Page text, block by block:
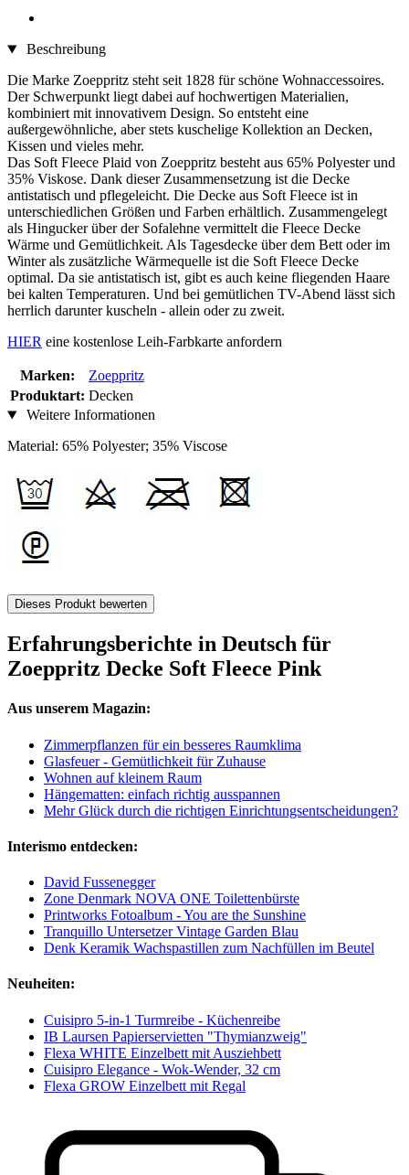
Beschreibung
Die Marke Zoeppritz steht seit 1828 für schöne Wohnaccessoires.
Der Schwerpunkt liegt dabei auf hochwertigen Materialien,
kombiniert mit innovativem Design. So entsteht eine
außergewöhnliche, aber stets kuschelige Kollektion an Decken,
Kissen und vieles mehr.
Das Soft Fleece Plaid von Zoeppritz besteht aus 65% Polyester und
35% Viskose. Dank dieser Zusammensetzung ist die Decke
antistatisch und pflegeleicht. Die Decke aus Soft Fleece ist in
unterschiedlichen Größen und Farben erhältlich. Zusammengelegt
als Hingucker über der Sofalehne vermittelt die Fleece Decke
Wärme und Gemütlichkeit. Als Tagesdecke über dem Bett oder im
Winter als zusätzliche Wärmequelle ist die Soft Fleece Decke
optimal. Da sie antistatisch ist, gibt es auch keine fliegenden Haare
bei kalten Temperaturen. Und bei gemütlichen TV-Abend lässt sich
herrlich darunter kuscheln - allein oder zu zweit.
HIER eine kostenlose Leih-Farbkarte anfordern
Marken:
Zoeppritz
Produktart: Decken
Weitere Informationen
Material: 65% Polyester; 35% Viscose
Dieses Produkt bewerten
Erfahrungsberichte in Deutsch für
Zoeppritz Decke Soft Fleece Pink
Aus unserem Magazin:
Zimmerpflanzen für ein besseres Raumklima
Glasfeuer - Gemütlichkeit für Zuhause
Wohnen auf kleinem Raum
Hängematten: einfach richtig ausspannen
Mehr Glück durch die richtigen Einrichtungsentscheidungen?
Interismo entdecken:
David Fussenegger
Zone Denmark NOVA ONE Toilettenbürste
Printworks Fotoalbum - You are the Sunshine
Tranquillo Untersetzer Vintage Garden Blau
Denk Keramik Wachspastillen zum Nachfüllen im Beutel
Neuheiten:
Cuisipro 5-in-1 Turmreibe - Küchenreibe
IB Laursen Papierservietten "Thymianzweig"
Flexa WHITE Einzelbett mit Ausziehbett
Cuisipro Elegance - Wok-Wender, 32 cm
Flexa GROW Einzelbett mit Regal